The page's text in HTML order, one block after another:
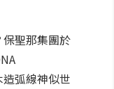
聖那集團於
弧線神似世